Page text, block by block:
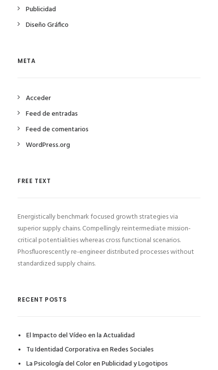
Publicidad
Diseño Gráfico
META
Acceder
Feed de entradas
Feed de comentarios
WordPress.org
FREE TEXT
Energistically benchmark focused growth strategies via
superior supply chains. Compellingly reintermediate mission-
critical potentialities whereas cross functional scenarios.
Phosfluorescently re-engineer distributed processes without
standardized supply chains.
RECENT POSTS
El Impacto del Vídeo en la Actualidad
Tu Identidad Corporativa en Redes Sociales
La Psicología del Color en Publicidad y Logotipos